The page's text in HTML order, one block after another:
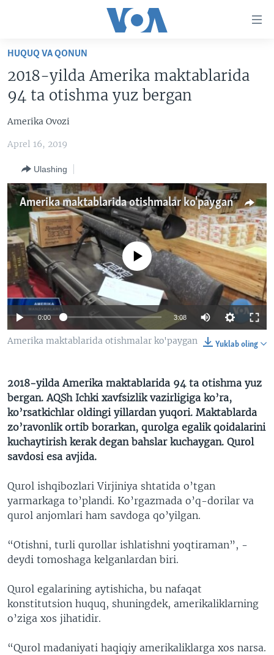
Boshiga
Qidiruvga
o'ting
MULTIMEDIA
AMERIKA MANZARALARI
XALQARO HAYOT
VASHINGTON CHOYXONASI
MOBIL-SALOM!
VIDEO
XABARLAR SURATLARDA
IJTIMOIY TARMOQLAR
FACEBOOK
YOUTUBE
INSTAGRAM
ODNOKLASSNIKI
TELEGRAM
TWITTER
INGLIZ TILI DARSLARI
EDITORIAL
Learning English
HUQUQ VA QONUN
2018-yilda Amerika maktablarida
94 ta otishma yuz bergan
Amerika Ovozi
Aprel 16, 2019
Ulashing
Amerika maktablarida otishmalar ko'paygan
No media source currently available
0:00 3:08
Yuklab oling
Amerika maktablarida otishmalar ko'paygan
2018-yilda Amerika maktablarida 94 ta otishma yuz
bergan. AQSh Ichki xavfsizlik vazirligiga ko’ra,
ko’rsatkichlar oldingi yillardan yuqori. Maktablarda
zo’ravonlik ortib borarkan, qurolga egalik qoidalarini
kuchaytirish kerak degan bahslar kuchaygan. Qurol
savdosi esa avjida.
​Qurol ishqibozlari Virjiniya shtatida o’tgan
yarmarkaga to’plandi. Ko’rgazmada o’q-dorilar va
qurol anjomlari ham savdoga qo’yilgan.
“Otishni, turli qurollar ishlatishni yoqtiraman”, -
deydi tomoshaga kelganlardan biri.
Qurol egalarining aytishicha, bu nafaqat
konstitutsion huquq, shuningdek, amerikaliklarning
o’ziga xos jihatidir.
“Qurol madaniyati haqiqiy amerikaliklarga xos narsa.